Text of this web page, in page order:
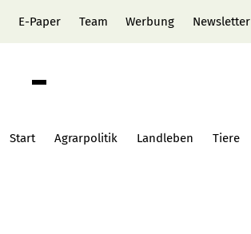
E-Paper Team Werbung Newsletter
Start Agrarpolitik Landleben Tiere